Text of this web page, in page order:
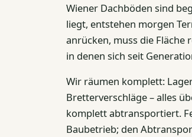
Wiener Dachböden sind
liegt, entstehen morgen
anrücken, muss die Fläche
in denen sich seit
Wir räumen komplett:
Bretterverschläge – alles
komplett abtransportiert.
Baubetrieb; den